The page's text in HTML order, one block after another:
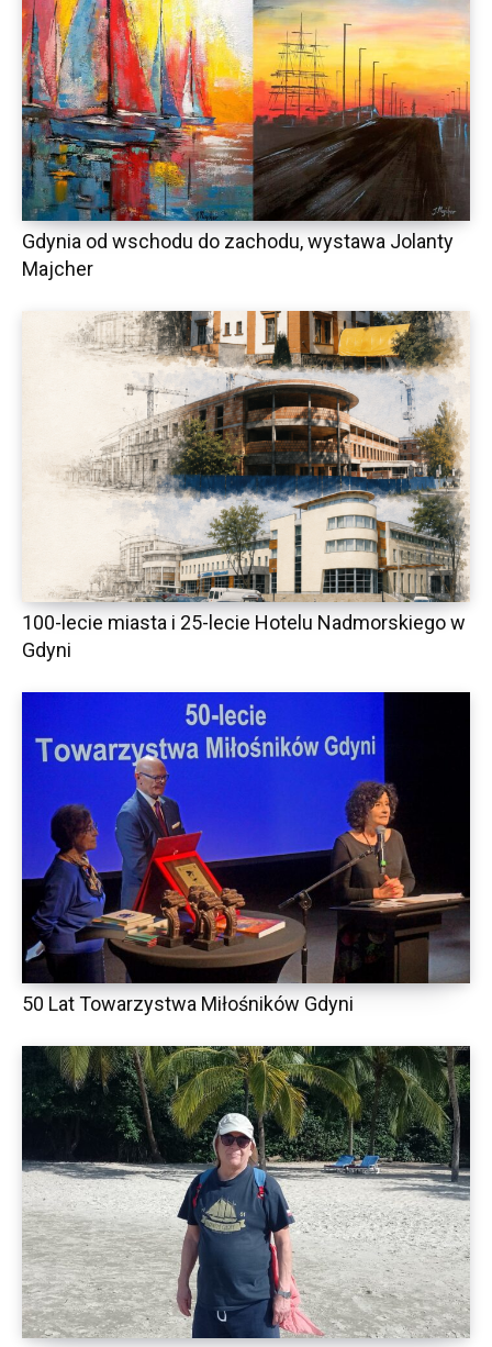
Gdynia od wschodu do zachodu, wystawa Jolanty
Majcher
100-lecie miasta i 25-lecie Hotelu Nadmorskiego w
Gdyni
50 Lat Towarzystwa Miłośników Gdyni